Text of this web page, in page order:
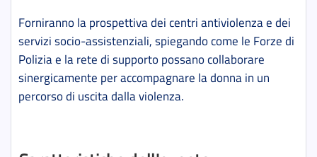
Forniranno la prospettiva dei centri antiviolenza e dei
servizi socio-assistenziali, spiegando come le Forze di
Polizia e la rete di supporto possano collaborare
sinergicamente per accompagnare la donna in un
percorso di uscita dalla violenza.